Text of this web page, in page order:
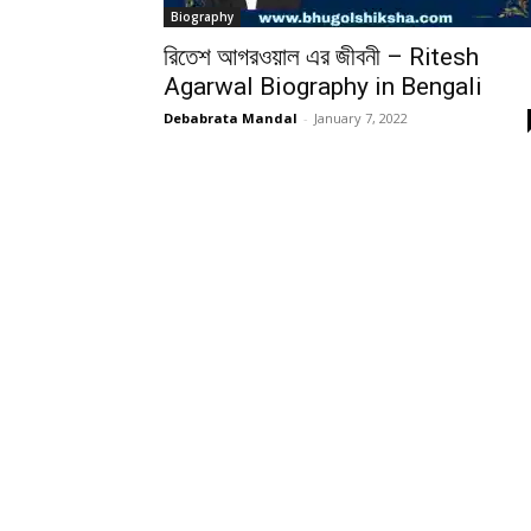
Biography
রিতেশ আগরওয়াল এর জীবনী – Ritesh
Agarwal Biography in Bengali
Debabrata Mandal - January 7, 2022